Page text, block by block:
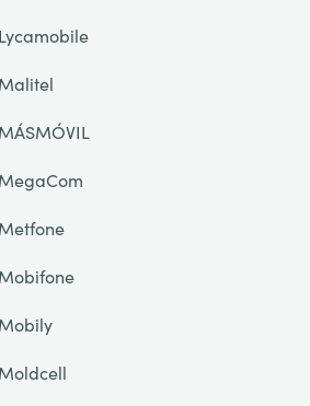
Lycamobile
Malitel
MÁSMÓVIL
MegaCom
Metfone
Mobifone
Mobily
Moldcell